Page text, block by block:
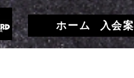
ホーム 入会